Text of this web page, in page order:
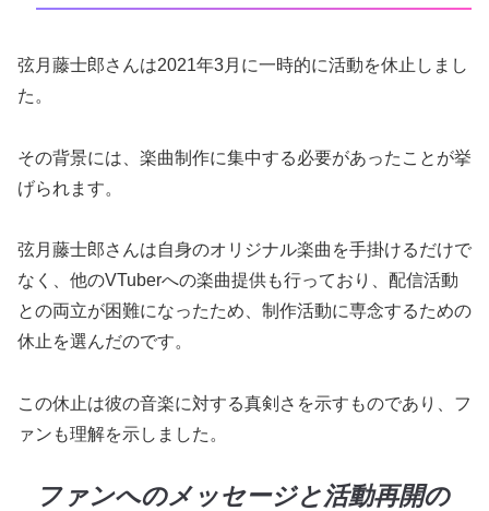
弦月藤士郎さんは2021年3月に一時的に活動を休止しまし
た。
その背景には、楽曲制作に集中する必要があったことが挙
げられます。
弦月藤士郎さんは自身のオリジナル楽曲を手掛けるだけで
なく、他のVTuberへの楽曲提供も行っており、配信活動
との両立が困難になったため、制作活動に専念するための
休止を選んだのです。
この休止は彼の音楽に対する真剣さを示すものであり、フ
ァンも理解を示しました。
ファンへのメッセージと活動再開の